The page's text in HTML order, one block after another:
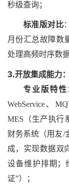
秒级查询；
标准版对比
月份汇总故障数
处理高频时序数据
3.开放集成能力
专业版特性
WebService、
MES（生产执行
财务系统（用友/
成，实现数据双
设备维护排期；
证”）；